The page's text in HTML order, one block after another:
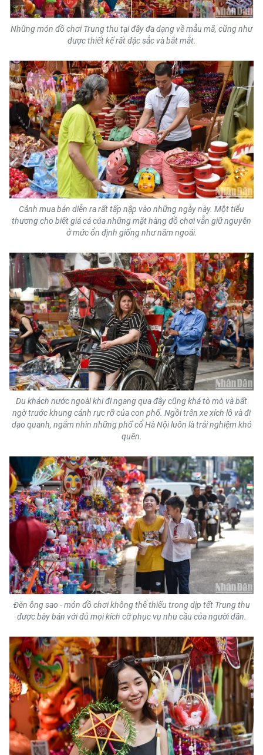
ENGLISH
中文
FRANÇAIS
РУССКИЙ
ESPAÑOL
한국어
Những món đồ chơi Trung thu tại đây đa dạng về mẫu mã, cũng như
được thiết kế rất đặc sắc và bắt mắt.
Cảnh mua bán diễn ra rất tấp nập vào những ngày này. Một tiểu
thương cho biết giá cả của những mặt hàng đồ chơi vẫn giữ nguyên
ở mức ổn định giống như năm ngoái.
Du khách nước ngoài khi đi ngang qua đây cũng khá tò mò và bất
ngờ trước khung cảnh rực rỡ của con phố. Ngồi trên xe xích lô và đi
dạo quanh, ngắm nhìn những phố cổ Hà Nội luôn là trải nghiệm khó
quên.
Đèn ông sao - món đồ chơi không thể thiếu trong dịp tết Trung thu
được bày bán với đủ mọi kích cỡ phục vụ nhu cầu của người dân.